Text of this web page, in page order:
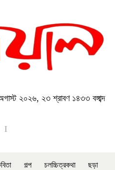
২০২৬, ২৩ শ্রাবণ ১৪৩৩ বঙ্গাব্দ
গল্প চলচ্চিত্রকথা ছড়া